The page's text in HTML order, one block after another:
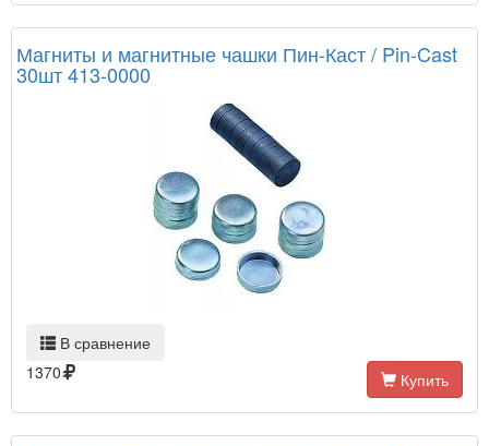
Магниты и магнитные чашки Пин-Каст / Pin-Cast
30шт 413-0000
В сравнение
1370
Купить